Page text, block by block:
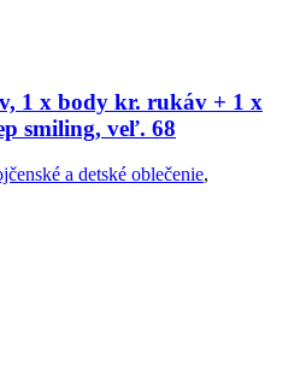
1 x body kr. rukáv + 1 x
smiling, veľ. 68
a detské oblečenie,